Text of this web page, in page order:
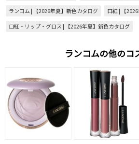
ランコム | 【2026年夏】新色カタログ
口紅 | 【
口紅・リップ・グロス | 【2026年夏】新色カタログ
ランコムの他のコ